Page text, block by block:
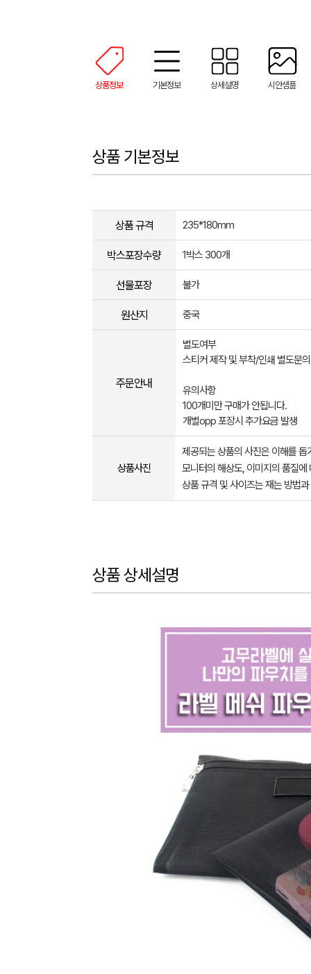
상품정보 기본정보 상세설명 시안샘플
상품 기본정보
상품 규격 235*180mm
박스포장수량 1박스 300개
선물포장 불가
원산지 중국
주문안내
별도여부
스티커 제작 및 부착/인쇄 별도문의
유의사항
100개미만 구매가 안됩니다.
개별opp 포장시 추가요금 발생
상품사진
제공되는 상품의 사진은 이해를
모니터의 해상도, 이미지의 품질
상품 규격 및 사이즈는 재는 방법
상품 상세설명